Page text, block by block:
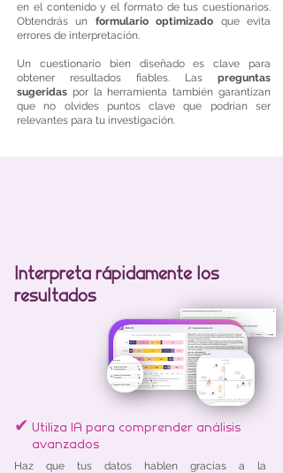
en el contenido y el formato de tus cuestionarios.
Obtendrás un formulario optimizado que evita
errores de interpretación.
Un cuestionario bien diseñado es clave para
obtener resultados fiables. Las preguntas
sugeridas por la herramienta también garantizan
que no olvides puntos clave que podrían ser
relevantes para tu investigación.
Interpreta rápidamente los
resultados
✔ Utiliza IA para comprender análisis
avanzados
Haz que tus datos hablen gracias a la